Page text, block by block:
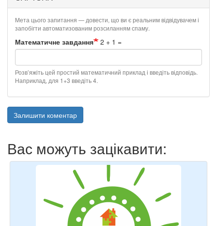
Мета цього запитання — довести, що ви є реальним відвідувачем і
запобігти автоматизованим розсиланням спаму.
Математичне завдання 2 + 1 =
Розв’яжіть цей простий математичний приклад і введіть відповідь.
Наприклад, для 1+3 введіть 4.
Залишити коментар
Вас можуть зацікавити: